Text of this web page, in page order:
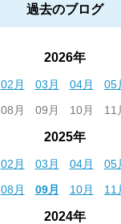
過去のブログ
2026年
02月 03月 04月 05
08月 09月 10月 11
2025年
02月 03月 04月 05
08月 09月 10月 11
2024年